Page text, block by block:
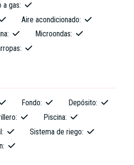
a gas:
Aire acondicionado:
Microondas:
Fondo:
Depósito:
Piscina:
Sistema de riego: